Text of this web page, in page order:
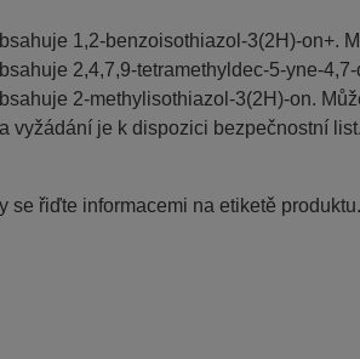
1,2-benzoisothiazol-3(2H)-on+.
2,4,7,9-tetramethyldec-5-yne-
2-methylisothiazol-3(2H)-on.
vyžádání je k dispozici bezpečnostní
se řiďte informacemi na etiketě produktu.